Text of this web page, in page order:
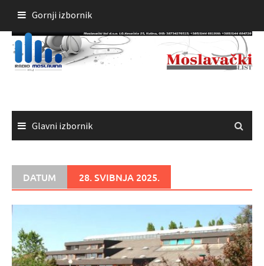
sadržaja
Gornji izbornik
Glavni izbornik
DATUM 28. SVIBNJA 2025.